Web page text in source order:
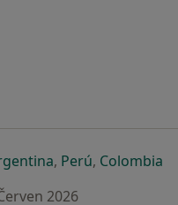
záložce
nové záložce
v nové záložce
se otevře v nové
, Perúse otevře v
, Colombia
2026